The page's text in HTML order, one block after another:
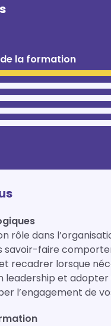
la formation
rôle dans
savoir-faire
recadrer lorsque
leadership et
l’engagement de